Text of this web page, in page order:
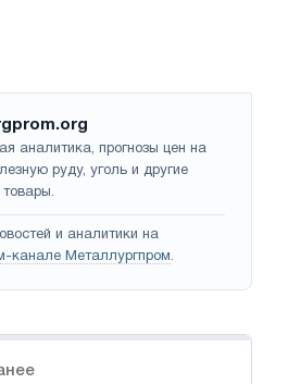
аналитика, прогнозы цен на
руду, уголь и другие
и аналитики на
канале Металлургпром.